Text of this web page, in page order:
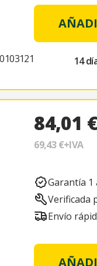
14
84,01 €
69,43 €+IVA
Garantía 1
Verificada
Envío